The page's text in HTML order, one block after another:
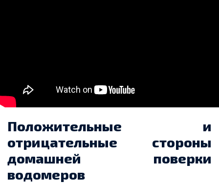
Положительные и
отрицательные стороны
домашней поверки
водомеров